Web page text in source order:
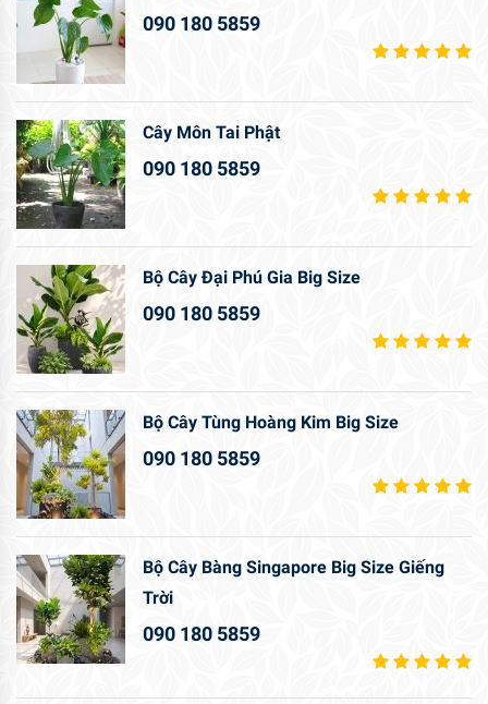
090 180 5859
Cây Môn Tai Phật
090 180 5859
Bộ Cây Đại Phú Gia Big Size
090 180 5859
Bộ Cây Tùng Hoàng Kim Big Size
090 180 5859
Bộ Cây Bàng Singapore Big Size Giếng
Trời
090 180 5859